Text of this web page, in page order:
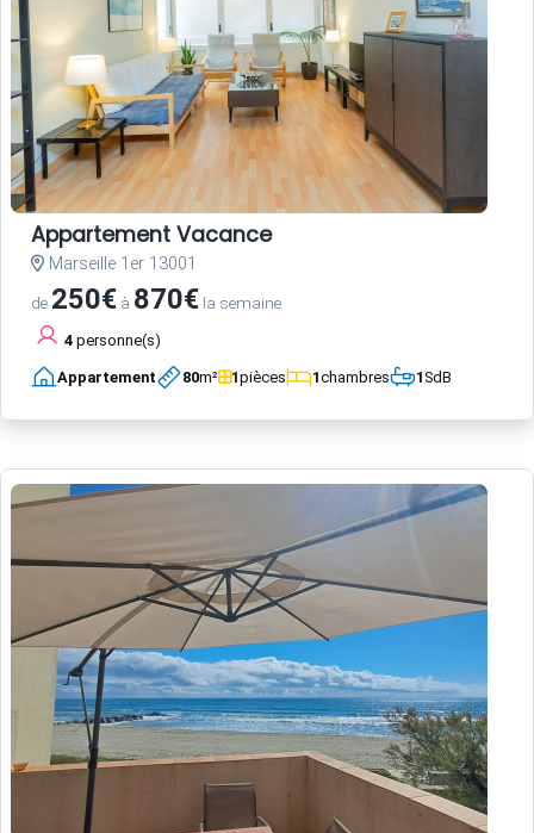
Appartement Vacance
Marseille 1er 13001
de 250€ à 870€ la semaine
4 personne(s)
Appartement 80m² 1pièces 1chambres 1SdB